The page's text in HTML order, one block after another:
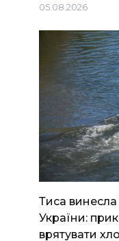
05.08.2026
Тиса винесла
України:
врятувати